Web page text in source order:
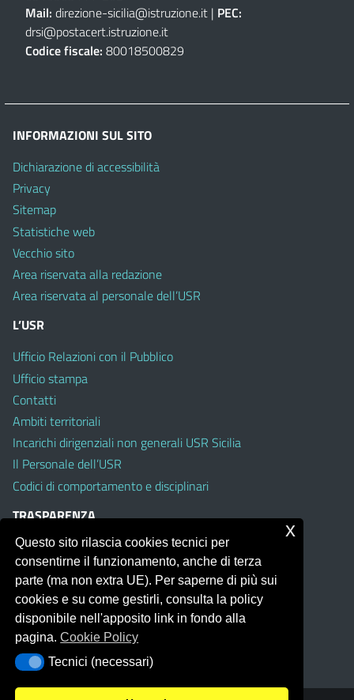
Mail: direzione-sicilia@istruzione.it | PEC:
drsi@postacert.istruzione.it
Codice fiscale: 80018500829
INFORMAZIONI SUL SITO
Dichiarazione di accessibilità
Privacy
Sitemap
Statistiche web
Vecchio sito
Area riservata alla redazione
Area riservata al personale dell’USR
L’USR
Ufficio Relazioni con il Pubblico
Ufficio stampa
Contatti
Ambiti territoriali
Incarichi dirigenziali non generali USR Sicilia
Il Personale dell’USR
Codici di comportamento e disciplinari
TRASPARENZA
Albo on line
Amministrazione Trasparente
Pubblici proclami
PTPCT per le Istituzioni scolastiche della Sicilia
Whistleblowing
Obiettivi di Accessibilità
Questo sito rilascia cookies tecnici per
consentirne il funzionamento, anche di terza
parte (ma non extra UE). Per saperne di più sui
cookies e su come gestirli, consulta la policy
disponibile nell'apposito link in fondo alla
pagina.Cookie Policy
Tecnici (necessari)
Tecnici (necessari)
x